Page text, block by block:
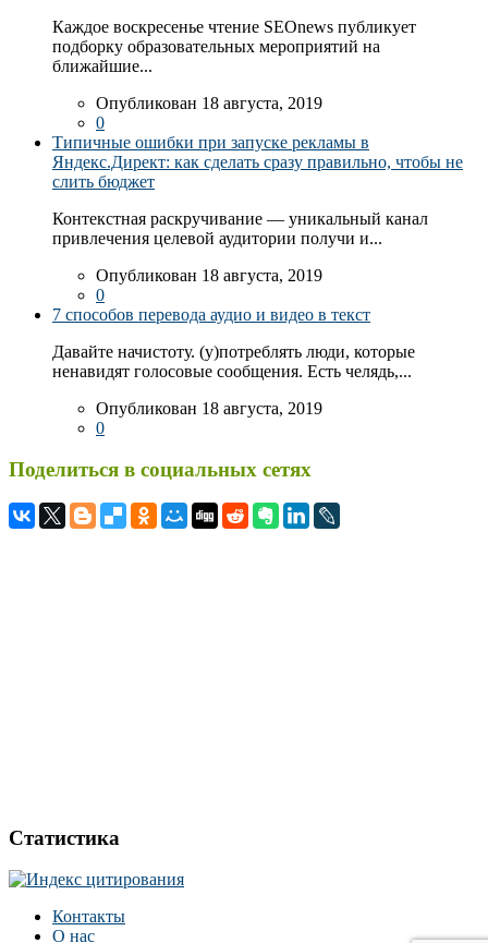
Каждое воскресенье чтение SEOnews публикует
подборку образовательных мероприятий на
ближайшие...
Опубликован 18 августа, 2019
0
Типичные ошибки при запуске рекламы в
Яндекс.Директ: как сделать сразу правильно, чтобы не
слить бюджет
Контекстная раскручивание — уникальный канал
привлечения целевой аудитории получи и...
Опубликован 18 августа, 2019
0
7 способов перевода аудио и видео в текст
Давайте начистоту. (у)потреблять люди, которые
ненавидят голосовые сообщения. Есть челядь,...
Опубликован 18 августа, 2019
0
Поделиться в социальных сетях
Статистика
Контакты
О нас